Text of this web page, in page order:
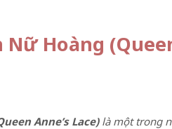
Nữ Hoàng
Anne’s Lace)là một trong